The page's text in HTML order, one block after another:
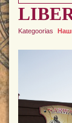
Kategoorias